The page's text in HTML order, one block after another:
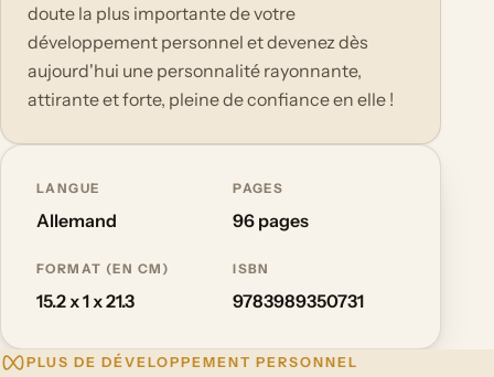
doute la plus importante de votre
développement personnel et devenez dès
aujourd'hui une personnalité rayonnante,
attirante et forte, pleine de confiance en elle !
LANGUE
Allemand
PAGES
96 pages
FORMAT (EN CM)
15.2 x 1 x 21.3
ISBN
9783989350731
PLUS DE DÉVELOPPEMENT PERSONNEL